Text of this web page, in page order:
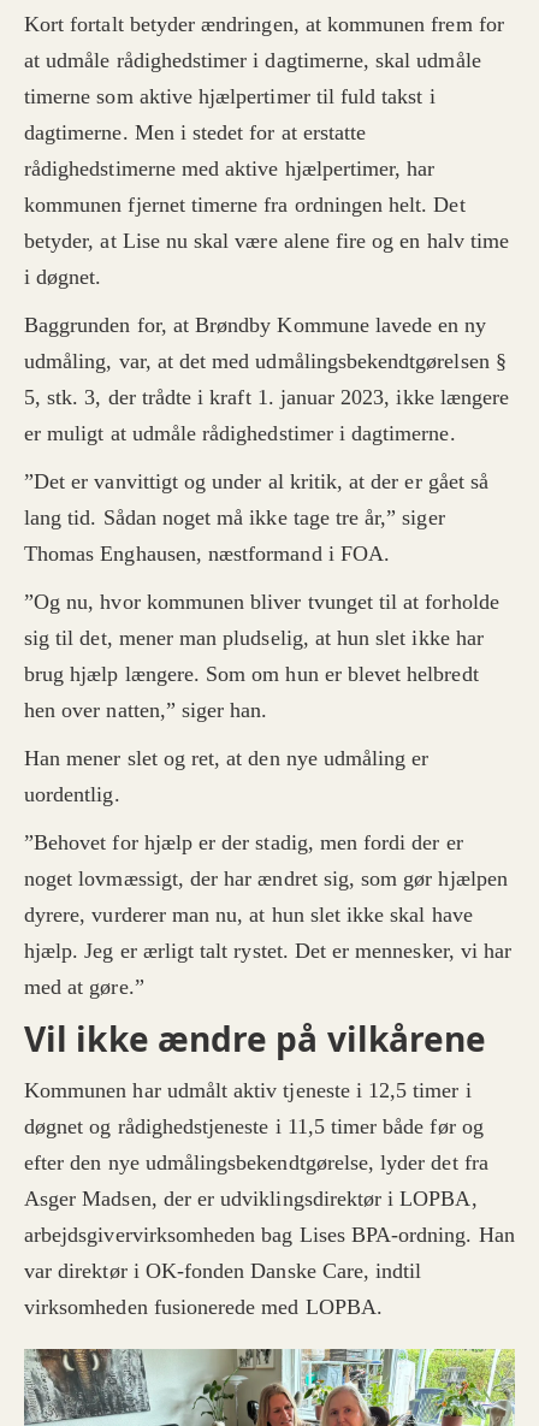
Kort fortalt betyder ændringen, at kommunen frem for
at udmåle rådighedstimer i dagtimerne, skal udmåle
timerne som aktive hjælpertimer til fuld takst i
dagtimerne. Men i stedet for at erstatte
rådighedstimerne med aktive hjælpertimer, har
kommunen fjernet timerne fra ordningen helt. Det
betyder, at Lise nu skal være alene fire og en halv time
i døgnet.
Baggrunden for, at Brøndby Kommune lavede en ny
udmåling, var, at det med udmålingsbekendtgørelsen §
5, stk. 3, der trådte i kraft 1. januar 2023, ikke længere
er muligt at udmåle rådighedstimer i dagtimerne.
”Det er vanvittigt og under al kritik, at der er gået så
lang tid. Sådan noget må ikke tage tre år,” siger
Thomas Enghausen, næstformand i FOA.
”Og nu, hvor kommunen bliver tvunget til at forholde
sig til det, mener man pludselig, at hun slet ikke har
brug hjælp længere. Som om hun er blevet helbredt
hen over natten,” siger han.
Han mener slet og ret, at den nye udmåling er
uordentlig.
”Behovet for hjælp er der stadig, men fordi der er
noget lovmæssigt, der har ændret sig, som gør hjælpen
dyrere, vurderer man nu, at hun slet ikke skal have
hjælp. Jeg er ærligt talt rystet. Det er mennesker, vi har
med at gøre.”
Vil ikke ændre på vilkårene
Kommunen har udmålt aktiv tjeneste i 12,5 timer i
døgnet og rådighedstjeneste i 11,5 timer både før og
efter den nye udmålingsbekendtgørelse, lyder det fra
Asger Madsen, der er udviklingsdirektør i LOPBA,
arbejdsgivervirksomheden bag Lises BPA-ordning. Han
var direktør i OK-fonden Danske Care, indtil
virksomheden fusionerede med LOPBA.